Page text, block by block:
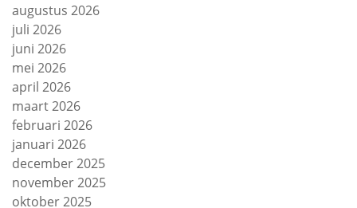
augustus 2026
juli 2026
juni 2026
mei 2026
april 2026
maart 2026
februari 2026
januari 2026
december 2025
november 2025
oktober 2025